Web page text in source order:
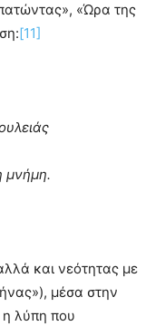
«Ώρα της
[11]
μνήμη.
και νεότητας με
μέσα στην
λύπη που